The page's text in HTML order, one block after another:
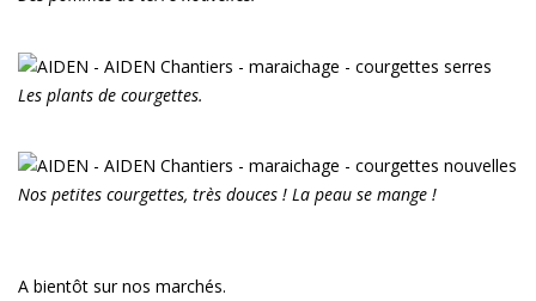
Les plants de courgettes.
Nos petites courgettes, très douces ! La peau se mange !
A bientôt sur nos marchés.